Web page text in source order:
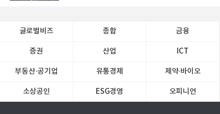
글로벌비즈 종합 금융
증권 산업 ICT
부동산·공기업 유통경제 제약∙바이오
소상공인 ESG경영 오피니언